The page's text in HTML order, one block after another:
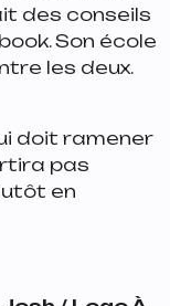
des conseils
Son école
les deux.
doit ramener
pas
en